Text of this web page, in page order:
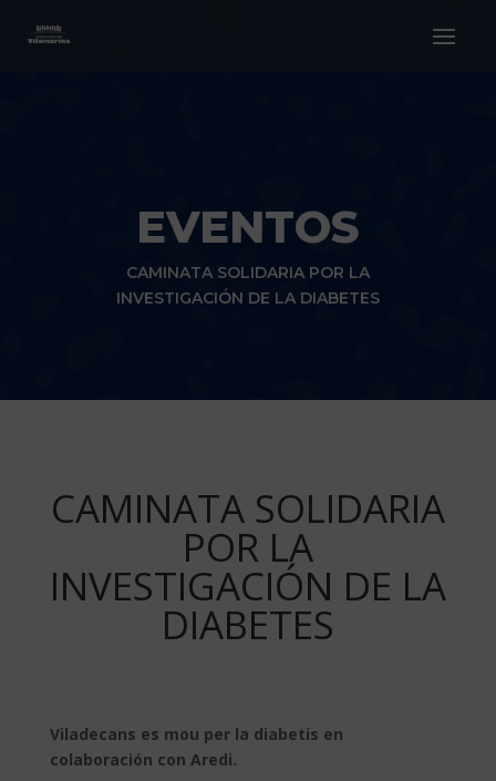
EVENTOS
CAMINATA SOLIDARIA POR LA
INVESTIGACIÓN DE LA DIABETES
CAMINATA SOLIDARIA
POR LA
INVESTIGACIÓN DE LA
DIABETES
Viladecans es mou per la diabetis en
colaboración con Aredi.